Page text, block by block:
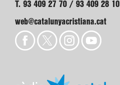
T. 93 409 27 70 / 93 409 28 10
web@catalunyacristiana.cat